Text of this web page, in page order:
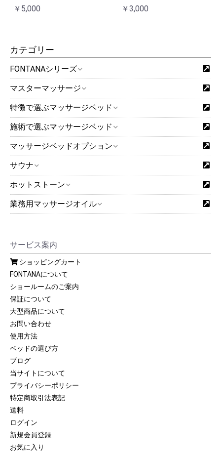
カテゴリー
FONTANAシリーズ
マスターマッサージ
特徴で選ぶマッサージベッド
施術で選ぶマッサージベッド
マッサージベッドオプション
サウナ
ホットストーン
業務用マッサージオイル
サービス案内
ショッピングカート
FONTANAについて
ショールームのご案内
保証について
大型商品について
お問い合わせ
使用方法
ベッドの選び方
ブログ
当サイトについて
プライバシーポリシー
特定商取引法表記
送料
ログイン
新規会員登録
お気に入り
￥5,000
￥3,000